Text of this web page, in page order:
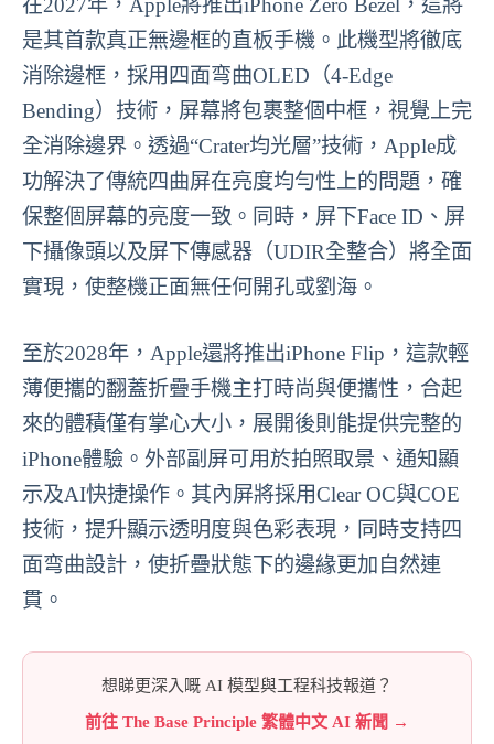
是其首款真正無邊框的直板手機。此機型將徹底
消除邊框，採用四面弯曲OLED（4-Edge
Bending）技術，屏幕將包裹整個中框，視覺上完
全消除邊界。透過“Crater均光層”技術，Apple成
功解決了傳統四曲屏在亮度均勻性上的問題，確
保整個屏幕的亮度一致。同時，屏下Face ID、屏
下攝像頭以及屏下傳感器（UDIR全整合）將全面
實現，使整機正面無任何開孔或劉海。
至於2028年，Apple還將推出iPhone Flip，這款輕
薄便攜的翻蓋折疊手機主打時尚與便攜性，合起
來的體積僅有掌心大小，展開後則能提供完整的
iPhone體驗。外部副屏可用於拍照取景、通知顯
示及AI快捷操作。其內屏將採用Clear OC與COE
技術，提升顯示透明度與色彩表現，同時支持四
面弯曲設計，使折疊狀態下的邊緣更加自然連
貫。
想睇更深入嘅 AI 模型與工程科技報道？
前往 The Base Principle 繁體中文 AI 新聞 →